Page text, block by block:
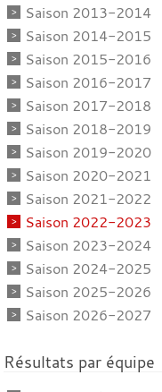
Saison 2013-2014
Saison 2014-2015
Saison 2015-2016
Saison 2016-2017
Saison 2017-2018
Saison 2018-2019
Saison 2019-2020
Saison 2020-2021
Saison 2021-2022
Saison 2022-2023
Saison 2023-2024
Saison 2024-2025
Saison 2025-2026
Saison 2026-2027
Résultats par équipe